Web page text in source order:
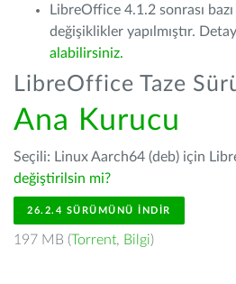
LibreOffice 4.1.2 sonrası
değişiklikler yapılmıştır.
alabilirsiniz.
LibreOffice Taze
Ana Kurucu
Seçili: Linux Aarch64 (deb) için
değiştirilsin mi?
26.2.4 SÜRÜMÜNÜ İNDIR
197 MB (Torrent, Bilgi)